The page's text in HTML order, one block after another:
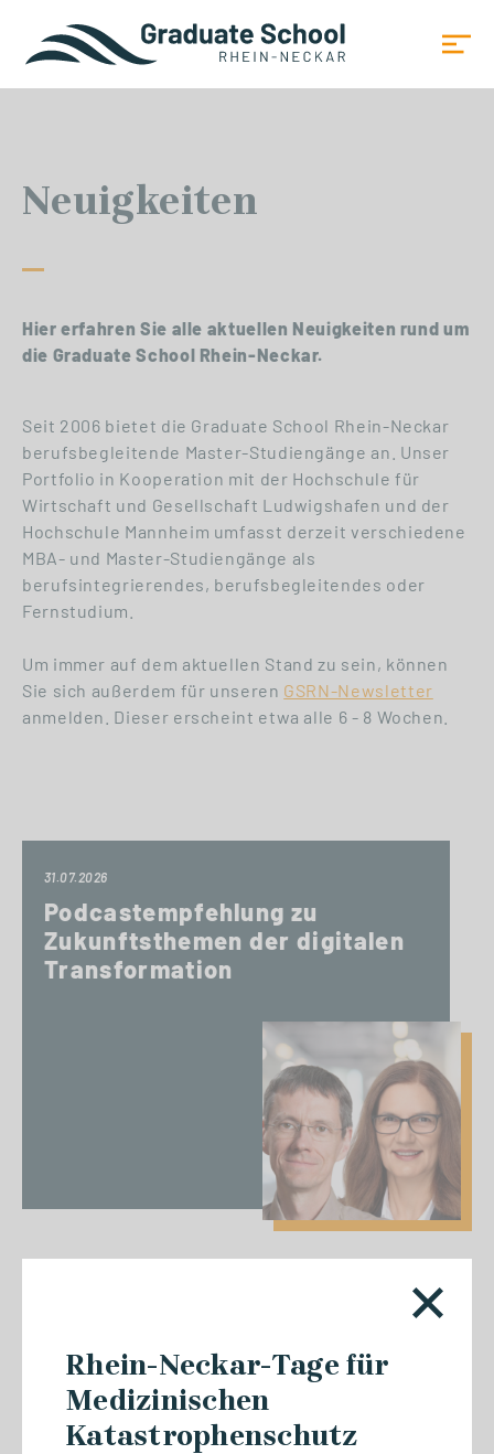
Neuigkeiten
Hier erfahren Sie alle aktuellen Neuigkeiten rund um
die Graduate School Rhein-Neckar.
Seit 2006 bietet die Graduate School Rhein-Neckar
berufsbegleitende Master-Studiengänge an. Unser
Portfolio in Kooperation mit der Hochschule für
Wirtschaft und Gesellschaft Ludwigshafen und der
Hochschule Mannheim umfasst derzeit verschiedene
MBA- und Master-Studiengänge als
berufsintegrierendes, berufsbegleitendes oder
Fernstudium.
Um immer auf dem aktuellen Stand zu sein, können
Sie sich außerdem für unseren GSRN-Newsletter
anmelden. Dieser erscheint etwa alle 6 - 8 Wochen.
31.07.2026
Podcastempfehlung zu
Zukunftsthemen der digitalen
Transformation
#GSRNonTour: Spannende
Impulse von der HERDSA
Konferenz in Singapur
Rhein-Neckar-Tage für
Medizinischen
Katastrophenschutz